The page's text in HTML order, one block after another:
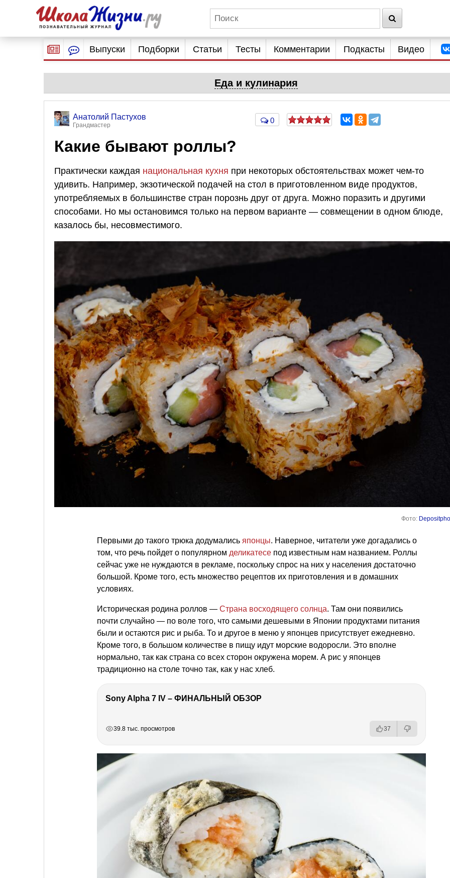
Выпуски Подборки Статьи Тесты Комментарии Подкасты Видео
Еда и кулинария
Анатолий Пастухов
Грандмастер
0
Какие бывают роллы?
Практически каждая национальная кухня при некоторых обстоятельствах может чем-то
удивить. Например, экзотической подачей на стол в приготовленном виде продуктов,
употребляемых в большинстве стран порознь друг от друга. Можно поразить и другими
способами. Но мы остановимся только на первом варианте — совмещении в одном блюде,
казалось бы, несовместимого.
Фото:
Первыми до такого трюка додумались японцы. Наверное, читатели уже догадались о
том, что речь пойдет о популярном деликатесе под известным нам названием. Роллы
сейчас уже не нуждаются в рекламе, поскольку спрос на них у населения достаточно
большой. Кроме того, есть множество рецептов их приготовления и в домашних
условиях.
Историческая родина роллов — Страна восходящего солнца. Там они появились
почти случайно — по воле того, что самыми дешевыми в Японии продуктами питания
были и остаются рис и рыба. То и другое в меню у японцев присутствует ежедневно.
Кроме того, в большом количестве в пищу идут морские водоросли. Это вполне
нормально, так как страна со всех сторон окружена морем. А рис у японцев
традиционно на столе точно так, как у нас хлеб.
Sony Alpha 7 IV – ФИНАЛЬНЫЙ ОБЗОР
39.8 тыс. просмотров 37